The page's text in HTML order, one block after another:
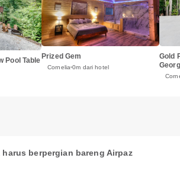
Pool Table
Prized Gem
Cornelia 0m dari hotel
Gold
harus berpergian bareng Airpaz